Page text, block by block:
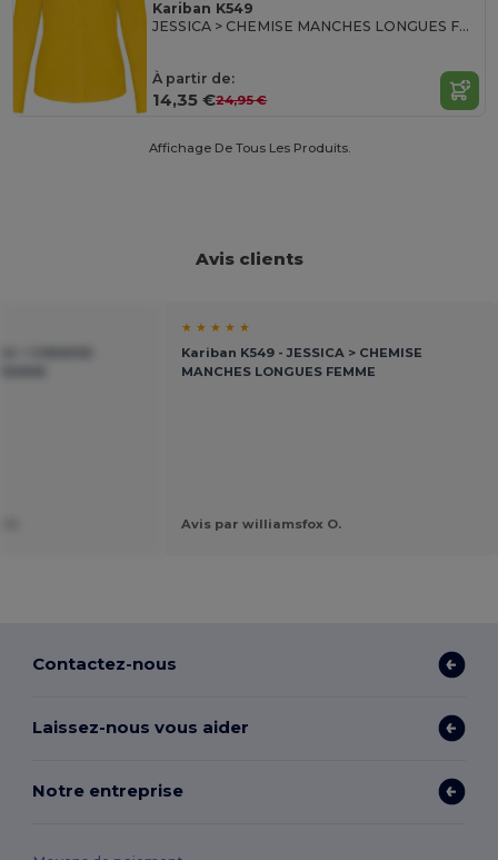
Kariban K549
JESSICA > CHEMISE MANCHES LONGUES FEMME
À partir de:
14,35 €24,95 €
Affichage De Tous Les Produits.
Avis clients
★ ★ ★ ★ ★
Kariban K549 - JESSICA > CHEMISE
MANCHES LONGUES FEMME
Avis par williamsfox O.
Contactez-nous
Laissez-nous vous aider
Notre entreprise